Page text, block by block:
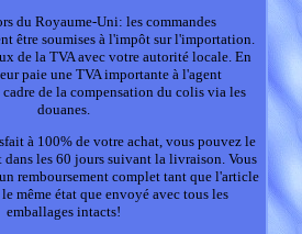
du Royaume-Uni: les commandes
être soumises à l'impôt sur l'importation.
de la TVA avec votre autorité locale. En
paie une TVA importante à l'agent
de la compensation du colis via les
douanes.
à 100% de votre achat, vous pouvez le
les 60 jours suivant la livraison. Vous
remboursement complet tant que l'article
même état que envoyé avec tous les
emballages intacts!